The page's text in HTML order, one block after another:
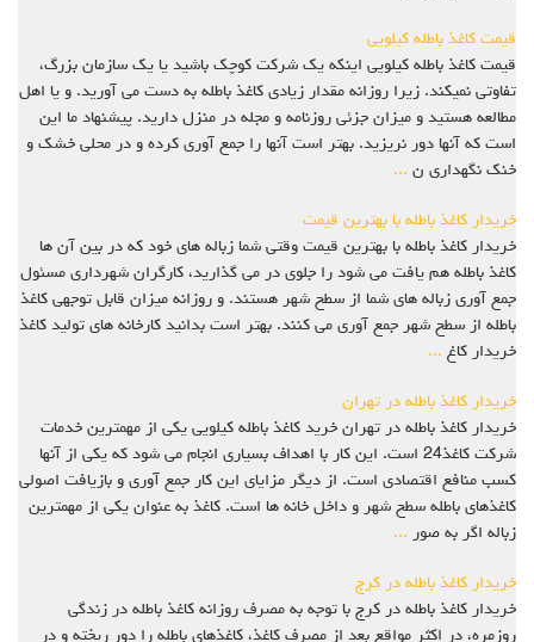
قیمت کاغذ باطله کیلویی
قیمت کاغذ باطله کیلویی اینکه یک شرکت کوچک باشید یا یک سازمان بزرگ،
تفاوتی نمیکند. زیرا روزانه مقدار زیادی کاغذ باطله به دست می آورید. و یا اهل
مطالعه هستید و میزان جزئی روزنامه و مجله در منزل دارید. پیشنهاد ما این
است که آنها دور نریزید. بهتر است آنها را جمع آوری کرده و در محلی خشک و
خنک نگهداری ن ...
خریدار کاغذ باطله با بهترین قیمت
خریدار کاغذ باطله با بهترین قیمت وقتی شما زباله های خود که در بین آن ها
کاغذ باطله هم یافت می شود را جلوی در می گذارید، کارگران شهرداری مسئول
جمع آوری زباله های شما از سطح شهر هستند. و روزانه میزان قابل توجهی کاغذ
باطله از سطح شهر جمع آوری می کنند. بهتر است بدانید کارخانه های تولید کاغذ
خریدار کاغ ...
خریدار کاغذ باطله در تهران
خریدار کاغذ باطله در تهران خرید کاغذ باطله کیلویی یکی از مهمترین خدمات
شرکت کاغذ24 است. این کار با اهداف بسیاری انجام می شود که یکی از آنها
کسب منافع اقتصادی است. از دیگر مزایای این کار جمع آوری و بازیافت اصولی
کاغذهای باطله سطح شهر و داخل خانه ها است. کاغذ به عنوان یکی از مهمترین
زباله اگر به صور ...
خریدار کاغذ باطله در کرج
خریدار کاغذ باطله در کرج با توجه به مصرف روزانه کاغذ باطله در زندگی
روزمره، در اکثر مواقع بعد از مصرف کاغذ، کاغذهای باطله را دور ریخته و در